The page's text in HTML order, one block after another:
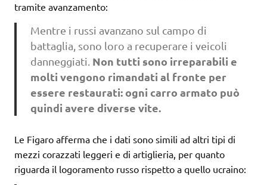
tramite avanzamento:
Mentre i russi avanzano sul campo di
battaglia, sono loro a recuperare i veicoli
danneggiati. Non tutti sono irreparabili e
molti vengono rimandati al fronte per
essere restaurati: ogni carro armato può
quindi avere diverse vite.
Le Figaro afferma che i dati sono simili ad altri tipi di
mezzi corazzati leggeri e di artiglieria, per quanto
riguarda il logoramento russo rispetto a quello ucraino: